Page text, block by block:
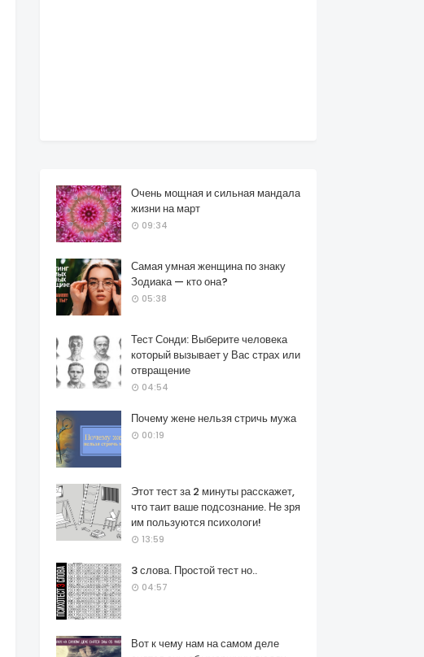
Очень мощная и сильная мандала
жизни на март
09:34
Самая умная женщина по знаку
Зодиака — кто она?
05:38
Тест Сонди: Выберите человека
который вызывает у Вас страх или
отвращение
04:54
Почему жене нельзя стричь мужа
00:19
Этот тест за 2 минуты расскажет,
что таит ваше подсознание. Не зря
им пользуются психологи!
13:59
3 слова. Простой тест но..
04:57
Вот к чему нам на самом деле